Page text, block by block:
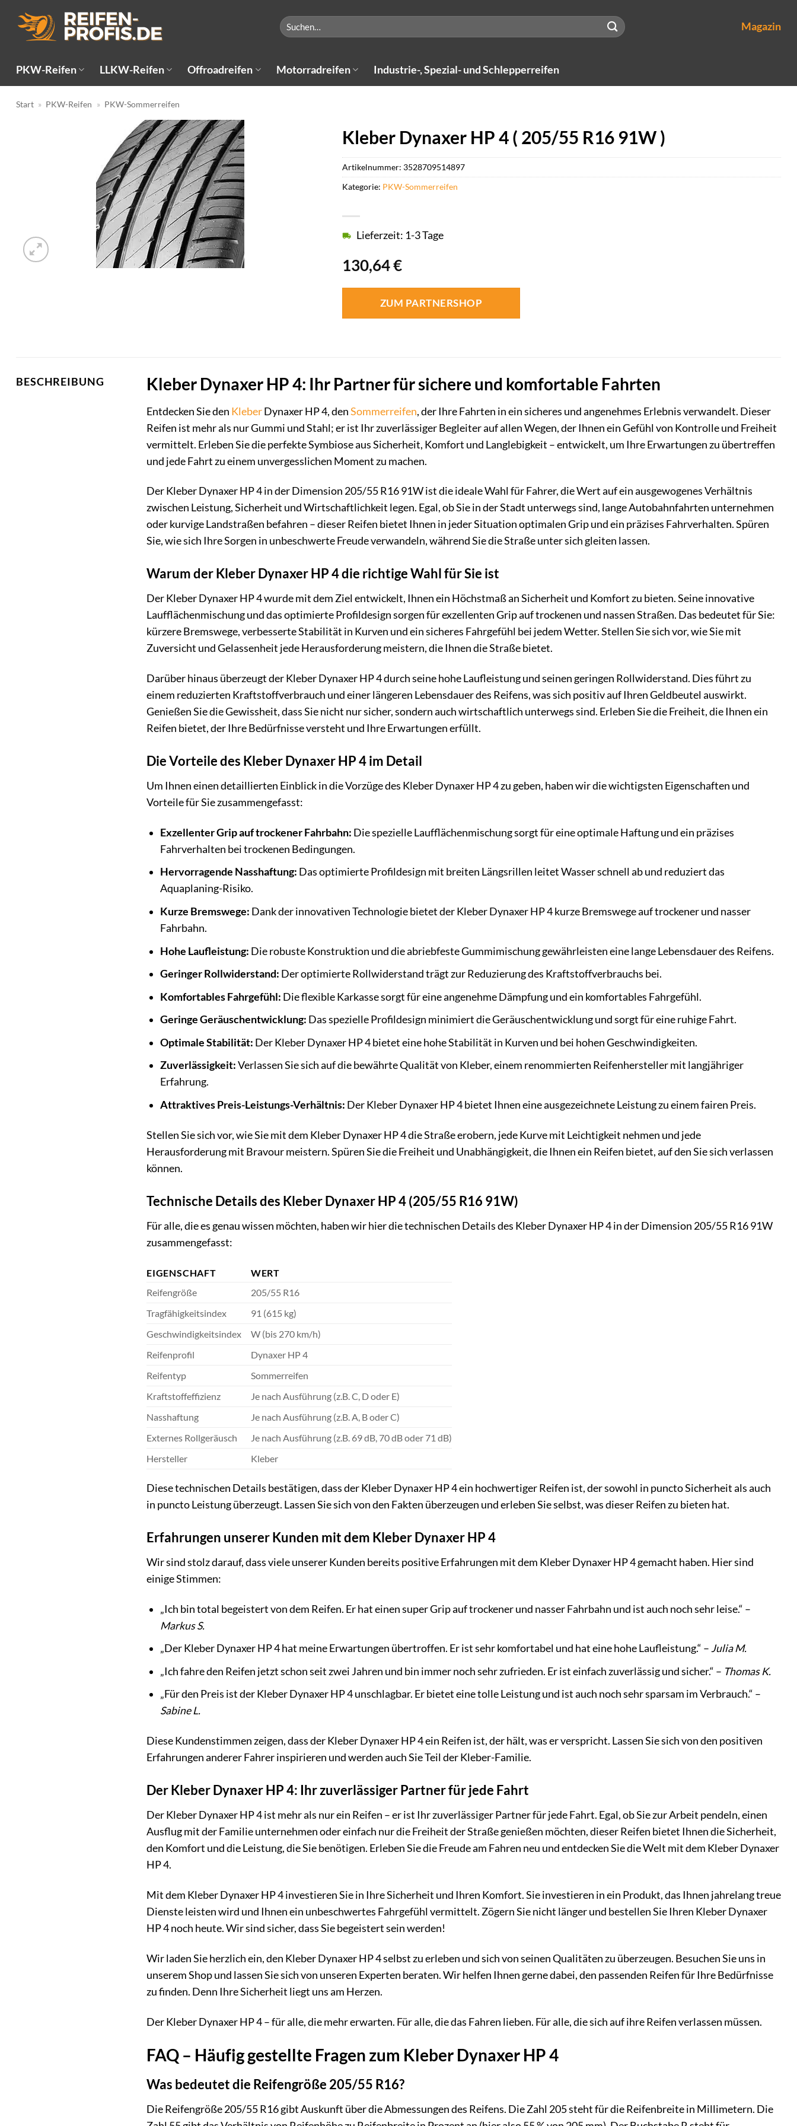
Inhalt
springen
Suchen
nach:
Magazin
PKW-Reifen LLKW-Reifen Offroadreifen Motorradreifen Industrie-, Spezial- und Schlepperreifen
Start » PKW-Reifen » PKW-Sommerreifen
Kleber Dynaxer HP 4 ( 205/55 R16 91W )
130,64€
Lieferzeit: 1-3 Tage
ZUM PARTNERSHOP
Artikelnummer: 3528709514897
Kategorie: PKW-Sommerreifen
BESCHREIBUNG Kleber Dynaxer HP 4: Ihr Partner für sichere und komfortable Fahrten
Entdecken Sie den KleberDynaxer HP 4, denSommerreifen, der Ihre Fahrten in ein sicheres und angenehmes Erlebnis verwandelt. Dieser
Reifen ist mehr als nur Gummi und Stahl; er ist Ihr zuverlässiger Begleiter auf allen Wegen, der Ihnen ein Gefühl von Kontrolle und Freiheit
vermittelt. Erleben Sie die perfekte Symbiose aus Sicherheit, Komfort und Langlebigkeit – entwickelt, um Ihre Erwartungen zu übertreffen
und jede Fahrt zu einem unvergesslichen Moment zu machen.
Der Kleber Dynaxer HP 4 in der Dimension 205/55 R16 91W ist die ideale Wahl für Fahrer, die Wert auf ein ausgewogenes Verhältnis
zwischen Leistung, Sicherheit und Wirtschaftlichkeit legen. Egal, ob Sie in der Stadt unterwegs sind, lange Autobahnfahrten unternehmen
oder kurvige Landstraßen befahren – dieser Reifen bietet Ihnen in jeder Situation optimalen Grip und ein präzises Fahrverhalten. Spüren
Sie, wie sich Ihre Sorgen in unbeschwerte Freude verwandeln, während Sie die Straße unter sich gleiten lassen.
Warum der Kleber Dynaxer HP 4 die richtige Wahl für Sie ist
Der Kleber Dynaxer HP 4 wurde mit dem Ziel entwickelt, Ihnen ein Höchstmaß an Sicherheit und Komfort zu bieten. Seine innovative
Laufflächenmischung und das optimierte Profildesign sorgen für exzellenten Grip auf trockenen und nassen Straßen. Das bedeutet für Sie:
kürzere Bremswege, verbesserte Stabilität in Kurven und ein sicheres Fahrgefühl bei jedem Wetter. Stellen Sie sich vor, wie Sie mit
Zuversicht und Gelassenheit jede Herausforderung meistern, die Ihnen die Straße bietet.
Darüber hinaus überzeugt der Kleber Dynaxer HP 4 durch seine hohe Laufleistung und seinen geringen Rollwiderstand. Dies führt zu
einem reduzierten Kraftstoffverbrauch und einer längeren Lebensdauer des Reifens, was sich positiv auf Ihren Geldbeutel auswirkt.
Genießen Sie die Gewissheit, dass Sie nicht nur sicher, sondern auch wirtschaftlich unterwegs sind. Erleben Sie die Freiheit, die Ihnen ein
Reifen bietet, der Ihre Bedürfnisse versteht und Ihre Erwartungen erfüllt.
Die Vorteile des Kleber Dynaxer HP 4 im Detail
Um Ihnen einen detaillierten Einblick in die Vorzüge des Kleber Dynaxer HP 4 zu geben, haben wir die wichtigsten Eigenschaften und
Vorteile für Sie zusammengefasst:
Exzellenter Grip auf trockener Fahrbahn: Die spezielle Laufflächenmischung sorgt für eine optimale Haftung und ein präzises
Fahrverhalten bei trockenen Bedingungen.
Hervorragende Nasshaftung: Das optimierte Profildesign mit breiten Längsrillen leitet Wasser schnell ab und reduziert das
Aquaplaning-Risiko.
Kurze Bremswege: Dank der innovativen Technologie bietet der Kleber Dynaxer HP 4 kurze Bremswege auf trockener und nasser
Fahrbahn.
Hohe Laufleistung: Die robuste Konstruktion und die abriebfeste Gummimischung gewährleisten eine lange Lebensdauer des Reifens.
Geringer Rollwiderstand: Der optimierte Rollwiderstand trägt zur Reduzierung des Kraftstoffverbrauchs bei.
Komfortables Fahrgefühl: Die flexible Karkasse sorgt für eine angenehme Dämpfung und ein komfortables Fahrgefühl.
Geringe Geräuschentwicklung: Das spezielle Profildesign minimiert die Geräuschentwicklung und sorgt für eine ruhige Fahrt.
Optimale Stabilität: Der Kleber Dynaxer HP 4 bietet eine hohe Stabilität in Kurven und bei hohen Geschwindigkeiten.
Zuverlässigkeit:Verlassen Sie sich auf die bewährte Qualität von Kleber, einem renommierten Reifenhersteller mit langjähriger
Erfahrung.
Attraktives Preis-Leistungs-Verhältnis: Der Kleber Dynaxer HP 4 bietet Ihnen eine ausgezeichnete Leistung zu einem fairen Preis.
Stellen Sie sich vor, wie Sie mit dem Kleber Dynaxer HP 4 die Straße erobern, jede Kurve mit Leichtigkeit nehmen und jede
Herausforderung mit Bravour meistern. Spüren Sie die Freiheit und Unabhängigkeit, die Ihnen ein Reifen bietet, auf den Sie sich verlassen
können.
Technische Details des Kleber Dynaxer HP 4 (205/55 R16 91W)
Für alle, die es genau wissen möchten, haben wir hier die technischen Details des Kleber Dynaxer HP 4 in der Dimension 205/55 R16 91W
zusammengefasst:
EIGENSCHAFT
WERT
Reifengröße
205/55 R16
Tragfähigkeitsindex
91 (615 kg)
Geschwindigkeitsindex
W (bis 270 km/h)
Reifenprofil
Dynaxer HP 4
Reifentyp
Sommerreifen
Kraftstoffeffizienz
Je nach Ausführung (z.B. C, D oder E)
Nasshaftung
Je nach Ausführung (z.B. A, B oder C)
Externes Rollgeräusch
Je nach Ausführung (z.B. 69 dB, 70 dB oder 71 dB)
Hersteller
Kleber
Diese technischen Details bestätigen, dass der Kleber Dynaxer HP 4 ein hochwertiger Reifen ist, der sowohl in puncto Sicherheit als auch
in puncto Leistung überzeugt. Lassen Sie sich von den Fakten überzeugen und erleben Sie selbst, was dieser Reifen zu bieten hat.
Erfahrungen unserer Kunden mit dem Kleber Dynaxer HP 4
Wir sind stolz darauf, dass viele unserer Kunden bereits positive Erfahrungen mit dem Kleber Dynaxer HP 4 gemacht haben. Hier sind
einige Stimmen:
„Ich bin total begeistert von dem Reifen. Er hat einen super Grip auf trockener und nasser Fahrbahn und ist auch noch sehr leise.“ –
Markus S.
„Der Kleber Dynaxer HP 4 hat meine Erwartungen übertroffen. Er ist sehr komfortabel und hat eine hohe Laufleistung.“ –Julia M.
„Ich fahre den Reifen jetzt schon seit zwei Jahren und bin immer noch sehr zufrieden. Er ist einfach zuverlässig und sicher.“ – Thomas K.
„Für den Preis ist der Kleber Dynaxer HP 4 unschlagbar. Er bietet eine tolle Leistung und ist auch noch sehr sparsam im Verbrauch.“ –
Sabine L.
Diese Kundenstimmen zeigen, dass der Kleber Dynaxer HP 4 ein Reifen ist, der hält, was er verspricht. Lassen Sie sich von den positiven
Erfahrungen anderer Fahrer inspirieren und werden auch Sie Teil der Kleber-Familie.
Der Kleber Dynaxer HP 4: Ihr zuverlässiger Partner für jede Fahrt
Der Kleber Dynaxer HP 4 ist mehr als nur ein Reifen – er ist Ihr zuverlässiger Partner für jede Fahrt. Egal, ob Sie zur Arbeit pendeln, einen
Ausflug mit der Familie unternehmen oder einfach nur die Freiheit der Straße genießen möchten, dieser Reifen bietet Ihnen die Sicherheit,
den Komfort und die Leistung, die Sie benötigen. Erleben Sie die Freude am Fahren neu und entdecken Sie die Welt mit dem Kleber Dynaxer
HP 4.
Mit dem Kleber Dynaxer HP 4 investieren Sie in Ihre Sicherheit und Ihren Komfort. Sie investieren in ein Produkt, das Ihnen jahrelang treue
Dienste leisten wird und Ihnen ein unbeschwertes Fahrgefühl vermittelt. Zögern Sie nicht länger und bestellen Sie Ihren Kleber Dynaxer
HP 4 noch heute. Wir sind sicher, dass Sie begeistert sein werden!
Wir laden Sie herzlich ein, den Kleber Dynaxer HP 4 selbst zu erleben und sich von seinen Qualitäten zu überzeugen. Besuchen Sie uns in
unserem Shop und lassen Sie sich von unseren Experten beraten. Wir helfen Ihnen gerne dabei, den passenden Reifen für Ihre Bedürfnisse
zu finden. Denn Ihre Sicherheit liegt uns am Herzen.
Der Kleber Dynaxer HP 4 – für alle, die mehr erwarten. Für alle, die das Fahren lieben. Für alle, die sich auf ihre Reifen verlassen müssen.
FAQ – Häufig gestellte Fragen zum Kleber Dynaxer HP 4
Was bedeutet die Reifengröße 205/55 R16?
Die Reifengröße 205/55 R16 gibt Auskunft über die Abmessungen des Reifens. Die Zahl 205 steht für die Reifenbreite in Millimetern. Die